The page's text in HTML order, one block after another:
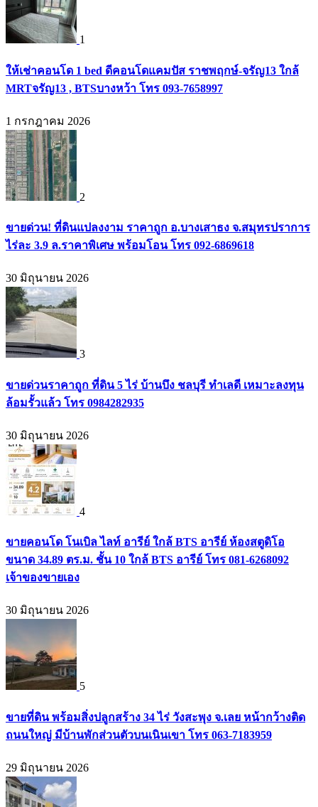
1
ให้เช่าคอนโด 1 bed ดีคอนโดแคมปัส ราชพฤกษ์-จรัญ13 ใกล้
MRTจรัญ13 , BTSบางหว้า โทร 093-7658997
1 กรกฎาคม 2026
2
ขายด่วน! ที่ดินแปลงงาม ราคาถูก อ.บางเสาธง จ.สมุทรปราการ
ไร่ละ 3.9 ล.ราคาพิเศษ พร้อมโอน โทร 092-6869618
30 มิถุนายน 2026
3
ขายด่วนราคาถูก ที่ดิน 5 ไร่ บ้านบึง ชลบุรี ทำเลดี เหมาะลงทุน
ล้อมรั้วแล้ว โทร 0984282935
30 มิถุนายน 2026
4
ขายคอนโด โนเบิล ไลท์ อารีย์ ใกล้ BTS อารีย์ ห้องสตูดิโอ
ขนาด 34.89 ตร.ม. ชั้น 10 ใกล้ BTS อารีย์ โทร 081-6268092
เจ้าของขายเอง
30 มิถุนายน 2026
5
ขายที่ดิน พร้อมสิ่งปลูกสร้าง 34 ไร่ วังสะพุง จ.เลย หน้ากว้างติด
ถนนใหญ่ มีบ้านพักส่วนตัวบนเนินเขา โทร 063-7183959
29 มิถุนายน 2026